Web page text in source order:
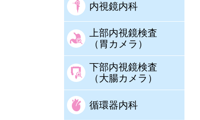
内視鏡内科
上部内視鏡検査
（胃カメラ）
下部内視鏡検査
（大腸カメラ）
循環器内科